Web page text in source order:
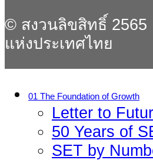
© สงวนลิขสิทธิ์
แห่งประเทศไทย
01 The Foundation of Growth
Letter to
50 Years of
SET by